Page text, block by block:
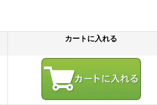
カートに入れる